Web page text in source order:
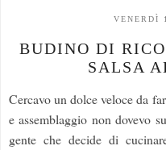
VENERDÌ
BUDINO DI
SALSA
Cercavo un dolce veloce da
e assemblaggio non dovevo
gente che decide di